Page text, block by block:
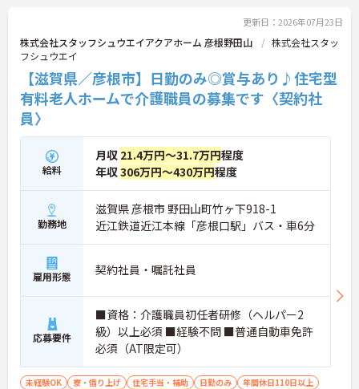
更新日：2026年07月23日
株式会社スタッフシュウエイアクアホーム 彦根野田山
株式会社スタッ
フシュウエイ
【滋賀県／彦根市】日勤のみ◎賞与あり♪住宅型
有料老人ホームで介護職員の募集です〈契約社
員〉
給料
月収 21.4万円～31.7万円程度
年収306万円～430万円程度
勤務地
滋賀県 彦根市 野田山町竹ヶ下918-1
近江鉄道近江本線「彦根口駅」バス・車6分
雇用形態 契約社員・嘱託社員
応募要件
■資格：介護職員初任者研修（ヘルパー2
級）以上必須 ■経験不問 ■普通自動車免許
必須（AT限定可）
未経験OK 寮・借り上げ 住宅手当・補助 日勤のみ
年間休日110日以上